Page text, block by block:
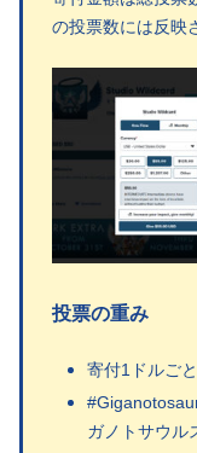
の投票数には反映
投票の重み
寄付1ドルご
ガノトサウル